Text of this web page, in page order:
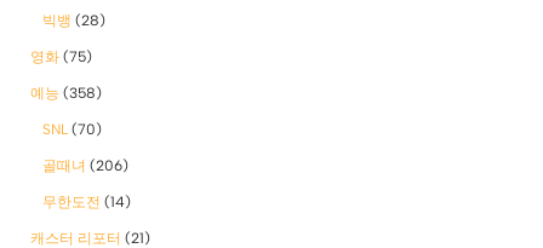
빅뱅 (28)
영화 (75)
예능 (358)
SNL (70)
골때녀 (206)
무한도전 (14)
캐스터 리포터 (21)